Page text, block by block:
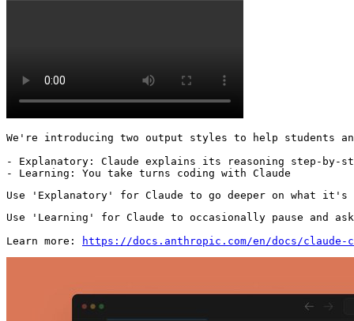
We're introducing two output styles to help students
- Explanatory: Claude explains its reasoning step-by-
- Learning: You take turns coding with Claude
Use 'Explanatory' for Claude to go deeper on what
Use 'Learning' for Claude to occasionally pause and
Learn more:
https://docs.anthropic.com/en/docs/claude-